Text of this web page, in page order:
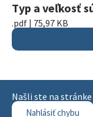
Typ a veľkosť
.pdf | 75,97 KB
Našli ste na
Nahlásiť chybu